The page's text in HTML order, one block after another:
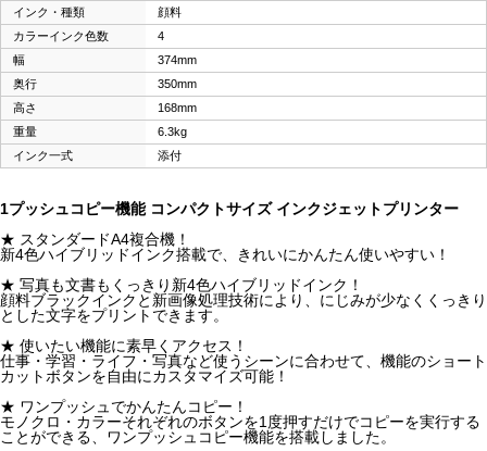
インク・種類
顔料
カラーインク色数
4
幅
374mm
奥行
350mm
高さ
168mm
重量
6.3kg
インク一式
添付
1プッシュコピー機能 コンパクトサイズ インクジェットプリンター
★ スタンダードA4複合機！
新4色ハイブリッドインク搭載で、きれいにかんたん使いやすい！
★ 写真も文書もくっきり新4色ハイブリッドインク！
顔料ブラックインクと新画像処理技術により、にじみが少なくくっきり
とした文字をプリントできます。
★ 使いたい機能に素早くアクセス！
仕事・学習・ライフ・写真など使うシーンに合わせて、機能のショート
カットボタンを自由にカスタマイズ可能！
★ ワンプッシュでかんたんコピー！
モノクロ・カラーそれぞれのボタンを1度押すだけでコピーを実行する
ことができる、ワンプッシュコピー機能を搭載しました。